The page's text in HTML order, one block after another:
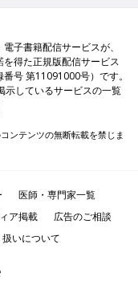
子書籍配信サービスが、
得た正規版配信サービス
号 第11091000号）です。
示しているサービスの一覧
ンテンツの無断転載を禁じま
医師・専門家一覧
ア掲載
広告のご相談
いについて